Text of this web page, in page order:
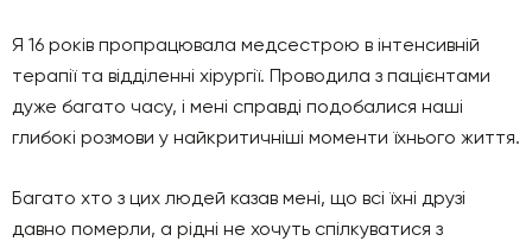
Я 16 років пропрацювала медсестрою в інтенсивній
терапії та відділенні хірургії. Проводила з пацієнтами
дуже багато часу, і мені справді подобалися наші
глибокі розмови у найкритичніші моменти їхнього життя.
Багато хто з цих людей казав мені, що всі їхні друзі
давно померли, а рідні не хочуть спілкуватися з